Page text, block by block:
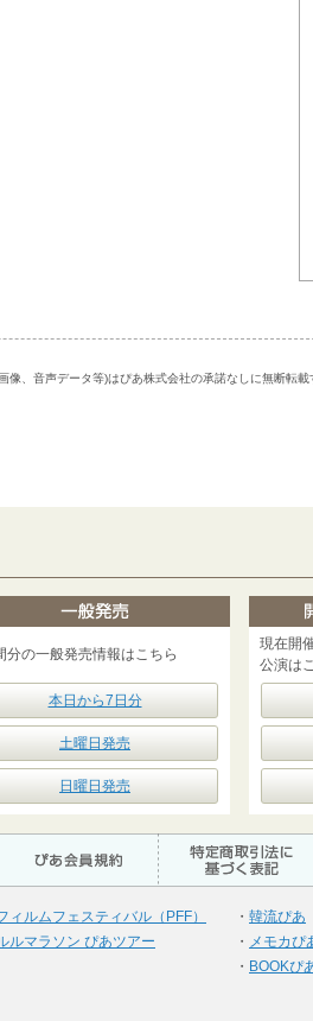
、音声データ等)はぴあ株式会社の承諾なしに無断転載
分の一般発売情報はこちら
本日から7日分
土曜日発売
日曜日発売
現在開
公演は
ィルムフェスティバル（PFF）
ルマラソン ぴあツアー
・ 韓流ぴあ
・ メモカぴ
・ BOOKぴ